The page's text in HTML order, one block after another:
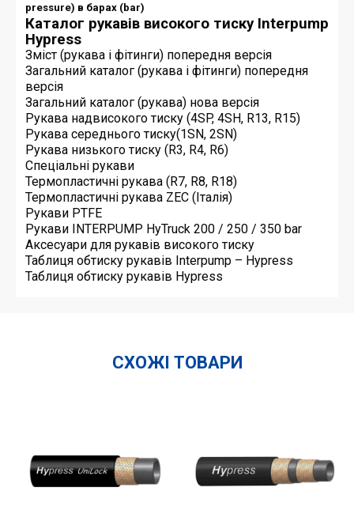
pressure) в барах (bar)
Каталог рукавів високого тиску Interpump
Hypress
Зміст (рукава і фітинги) попередня версія
Загальний каталог (рукава і фітинги) попередня
версія
Загальний каталог (рукава) нова версія
Рукава надвисокого тиску (4SP, 4SH, R13, R15)
Рукава середнього тиску(1SN, 2SN)
Рукава низького тиску (R3, R4, R6)
Спеціальні рукави
Термопластичні рукава (R7, R8, R18)
Термопластичні рукава ZEC (Італія)
Рукави PTFE
Рукави INTERPUMP HyTruck 200 / 250 / 350 bar
Аксесуари для рукавів високого тиску
Таблиця обтиску рукавів Interpump – Hypress
Таблиця обтиску рукавів Hypress
СХОЖІ ТОВАРИ